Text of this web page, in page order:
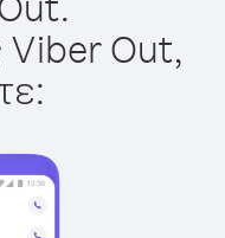
Viber Out,